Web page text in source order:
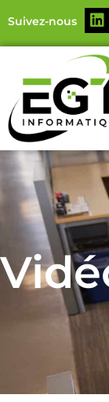
Suivez-nous